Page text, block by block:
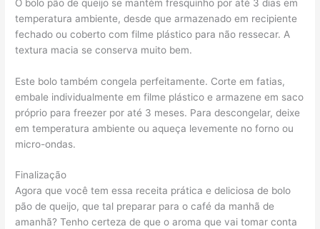
O bolo pão de queijo se mantém fresquinho por até 3 dias em
temperatura ambiente, desde que armazenado em recipiente
fechado ou coberto com filme plástico para não ressecar. A
textura macia se conserva muito bem.
Este bolo também congela perfeitamente. Corte em fatias,
embale individualmente em filme plástico e armazene em saco
próprio para freezer por até 3 meses. Para descongelar, deixe
em temperatura ambiente ou aqueça levemente no forno ou
micro-ondas.
Finalização
Agora que você tem essa receita prática e deliciosa de bolo
pão de queijo, que tal preparar para o café da manhã de
amanhã? Tenho certeza de que o aroma que vai tomar conta